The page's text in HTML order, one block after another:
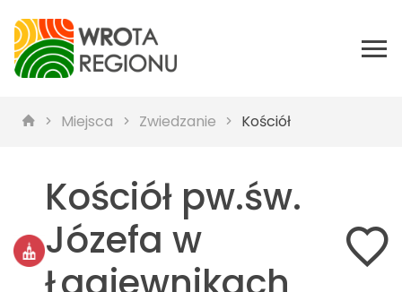
Miejsca Zwiedzanie Kościół
Kościół pw.św.
Józefa w